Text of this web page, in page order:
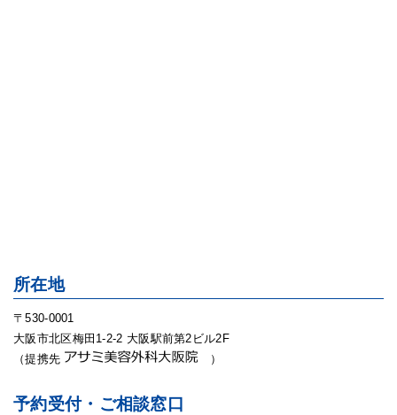
所在地
〒530-0001
大阪市北区梅田1-2-2 大阪駅前第2ビル2F
（提携先
）
予約受付・ご相談窓口